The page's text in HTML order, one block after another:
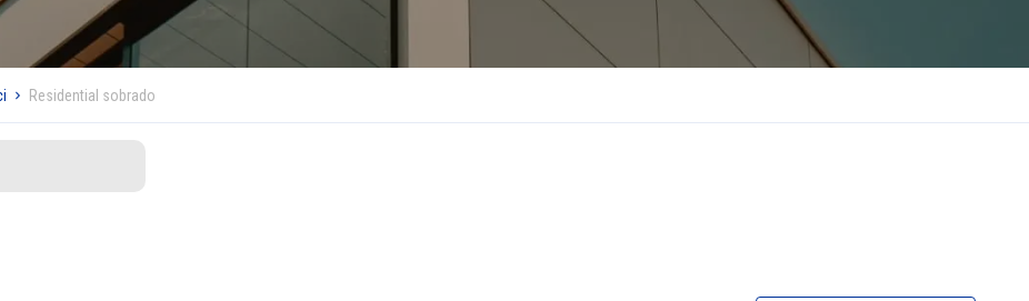
Residential sobrado